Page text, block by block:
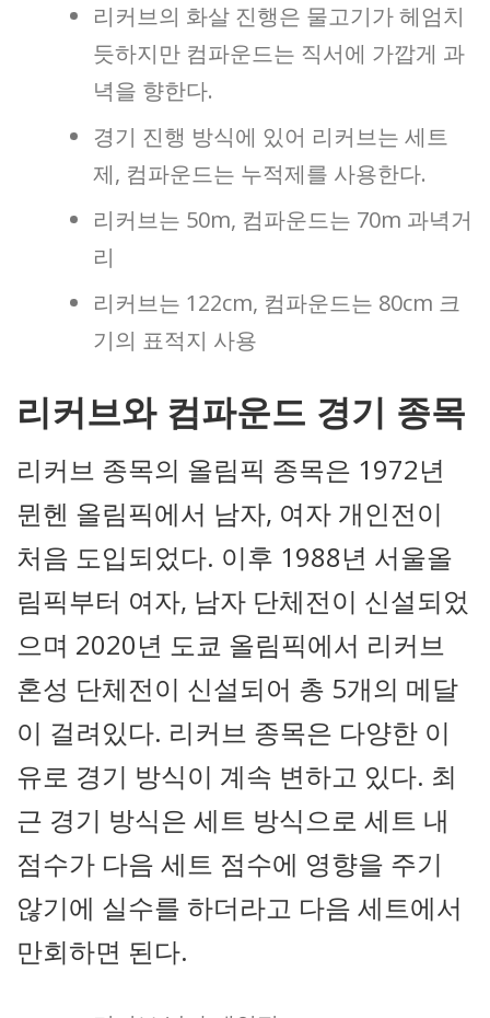
리커브의 화살 진행은 물고기가 헤엄치
듯하지만 컴파운드는 직서에 가깝게 과
녁을 향한다.
경기 진행 방식에 있어 리커브는 세트
제, 컴파운드는 누적제를 사용한다.
리커브는 50m, 컴파운드는 70m 과녁거
리
리커브는 122cm, 컴파운드는 80cm 크
기의 표적지 사용
리커브와 컴파운드 경기 종목
리커브 종목의 올림픽 종목은 1972년
뮌헨 올림픽에서 남자, 여자 개인전이
처음 도입되었다. 이후 1988년 서울올
림픽부터 여자, 남자 단체전이 신설되었
으며 2020년 도쿄 올림픽에서 리커브
혼성 단체전이 신설되어 총 5개의 메달
이 걸려있다. 리커브 종목은 다양한 이
유로 경기 방식이 계속 변하고 있다. 최
근 경기 방식은 세트 방식으로 세트 내
점수가 다음 세트 점수에 영향을 주기
않기에 실수를 하더라고 다음 세트에서
만회하면 된다.